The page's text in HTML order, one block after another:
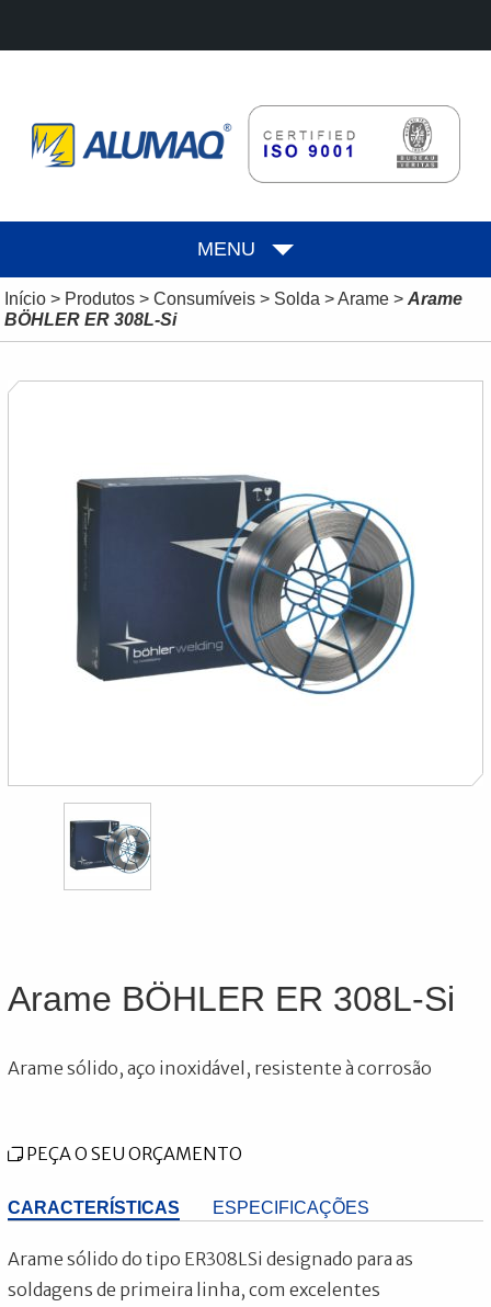
MENU
Início> Produtos> Consumíveis> Solda >Arame> Arame
BÖHLER ER 308L-Si
Arame BÖHLER ER 308L-Si
Arame sólido, aço inoxidável, resistente à corrosão
PEÇA O SEU ORÇAMENTO
CARACTERÍSTICAS ESPECIFICAÇÕES
Arame sólido do tipo ER308LSi designado para as
soldagens de primeira linha, com excelentes